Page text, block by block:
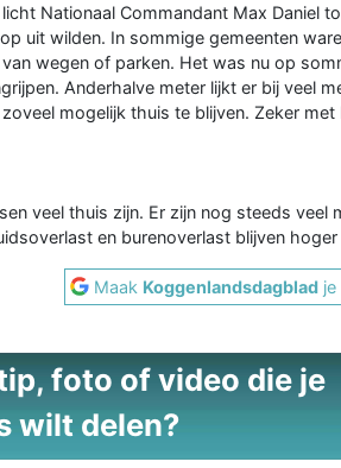
Nationaal Commandant Max Daniel
uit wilden. In sommige gemeenten
wegen of parken. Het was nu op
Anderhalve meter lijkt er bij veel
mogelijk thuis te blijven. Zeker
veel thuis zijn. Er zijn nog steeds veel
en burenoverlast blijven
Maak Koggenlandsdagblad
foto of video die je
wilt delen?